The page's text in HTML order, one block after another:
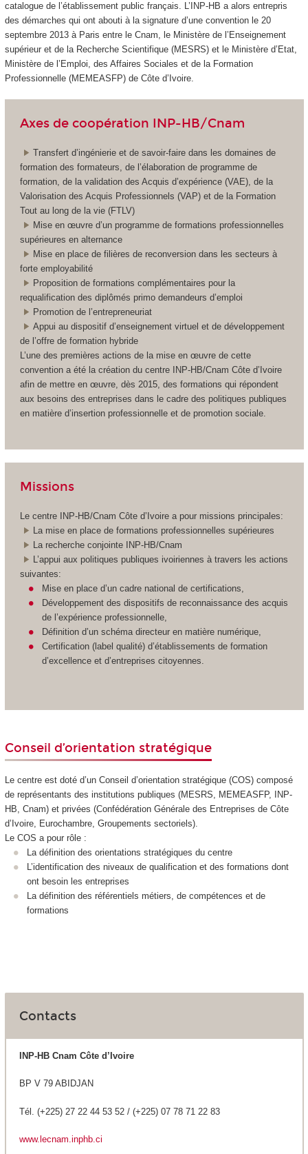
catalogue de l’établissement public français. L’INP-HB a alors entrepris
des démarches qui ont abouti à la signature d’une convention le 20
septembre 2013 à Paris entre le Cnam, le Ministère de l’Enseignement
supérieur et de la Recherche Scientifique (MESRS) et le Ministère d’Etat,
Ministère de l’Emploi, des Affaires Sociales et de la Formation
Professionnelle (MEMEASFP) de Côte d’Ivoire.
Axes de coopération INP-HB/Cnam
Transfert d’ingénierie et de savoir-faire dans les domaines de
formation des formateurs, de l’élaboration de programme de
formation, de la validation des Acquis d’expérience (VAE), de la
Valorisation des Acquis Professionnels (VAP) et de la Formation
Tout au long de la vie (FTLV)
Mise en œuvre d’un programme de formations professionnelles
supérieures en alternance
Mise en place de filières de reconversion dans les secteurs à
forte employabilité
Proposition de formations complémentaires pour la
requalification des diplômés primo demandeurs d’emploi
Promotion de l’entrepreneuriat
Appui au dispositif d’enseignement virtuel et de développement
de l’offre de formation hybride
L’une des premières actions de la mise en œuvre de cette
convention a été la création du centre INP-HB/Cnam Côte d’Ivoire
afin de mettre en œuvre, dès 2015, des formations qui répondent
aux besoins des entreprises dans le cadre des politiques publiques
en matière d’insertion professionnelle et de promotion sociale.
Missions
Le centre INP-HB/Cnam Côte d’Ivoire a pour missions principales:
La mise en place de formations professionnelles supérieures
La recherche conjointe INP-HB/Cnam
L’appui aux politiques publiques ivoiriennes à travers les actions
suivantes:
Mise en place d’un cadre national de certifications,
Développement des dispositifs de reconnaissance des acquis
de l’expérience professionnelle,
Définition d’un schéma directeur en matière numérique,
Certification (label qualité) d’établissements de formation
d’excellence et d’entreprises citoyennes.
Conseil d’orientation stratégique
Le centre est doté d’un Conseil d’orientation stratégique (COS) composé
de représentants des institutions publiques (MESRS, MEMEASFP, INP-
HB, Cnam) et privées (Confédération Générale des Entreprises de Côte
d’Ivoire, Eurochambre, Groupements sectoriels).
Le COS a pour rôle :
La définition des orientations stratégiques du centre
L’identification des niveaux de qualification et des formations dont
ont besoin les entreprises
La définition des référentiels métiers, de compétences et de
formations
Contacts
INP-HB Cnam Côte d’Ivoire
BP V 79 ABIDJAN
Tél. (+225) 27 22 44 53 52 / (+225) 07 78 71 22 83
www.lecnam.inphb.ci